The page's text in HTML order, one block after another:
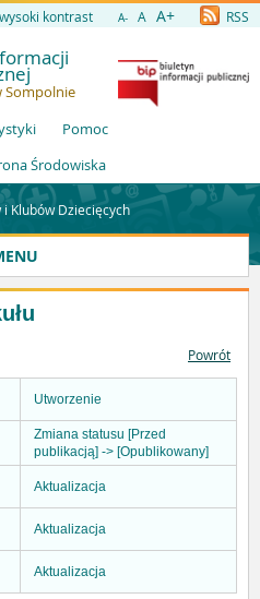
wysoki kontrast A- A A+ RSS
Sompolnie
Pomoc
Środowiska
i Klubów Dziecięcych
Powrót
Utworzenie
Zmiana statusu [Przed
publikacją] -> [Opublikowany]
Aktualizacja
Aktualizacja
Aktualizacja